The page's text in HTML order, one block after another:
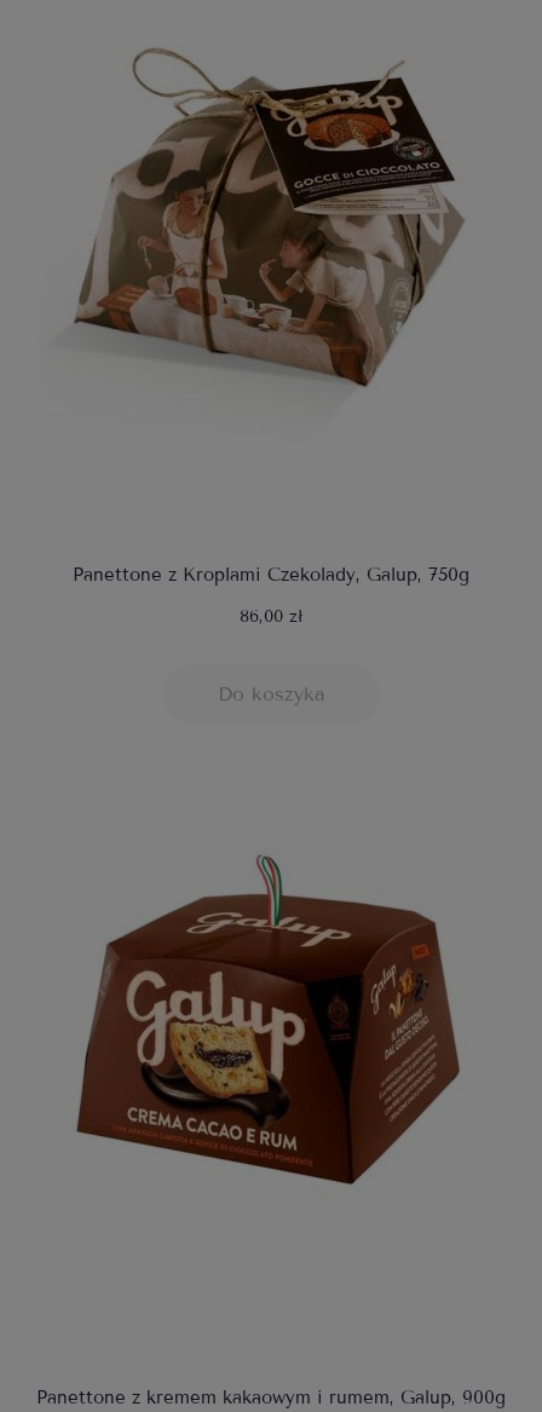
Panettone z Kroplami Czekolady, Galup, 750g
86,00 zł
Do koszyka
Panettone z kremem kakaowym i rumem, Galup, 900g